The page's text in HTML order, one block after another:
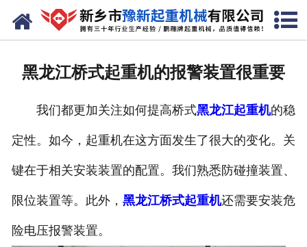
网站首页
资质荣誉
黑龙江桥式起重机的报警装置很重要
我们都更加关注如何提高桥式黑龙江起重机的稳
定性。如今，起重机在这方面发生了很大的变化。关
键在于相关安装装置的配置。我们熟悉防碰撞装置、
限位装置等。此外， 黑龙江桥式起重机还需要安装危
险电压报警装置。